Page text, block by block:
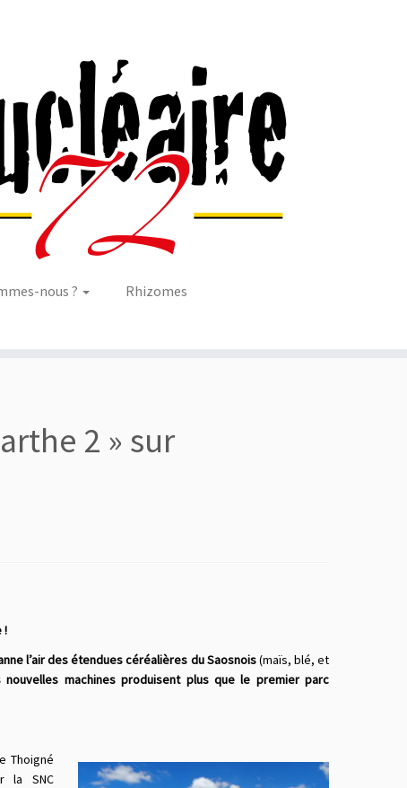
nous ?
Rhizomes
2 » sur
!
l’air des étendues céréalières du Saosnois(maïs, blé, et
machines produisent plus que le premier parc
Thoigné
la SNC